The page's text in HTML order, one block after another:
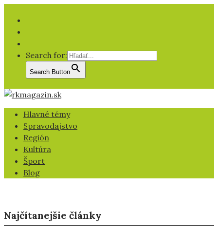
Search for:
Search Button
Hlavné témy
Spravodajstvo
Región
Kultúra
Šport
Blog
Najčítanejšie články